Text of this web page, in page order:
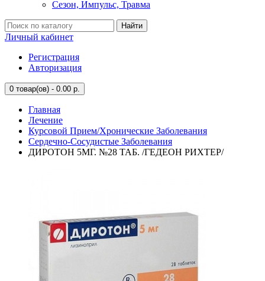
Сезон, Импульс, Травма
Найти
Личный кабинет
Регистрация
Авторизация
0 товар(ов) - 0.00 р.
Главная
Лечение
Курсовой Прием/Хронические Заболевания
Сердечно-Сосудистые Заболевания
ДИРОТОН 5МГ. №28 ТАБ. /ГЕДЕОН РИХТЕР/